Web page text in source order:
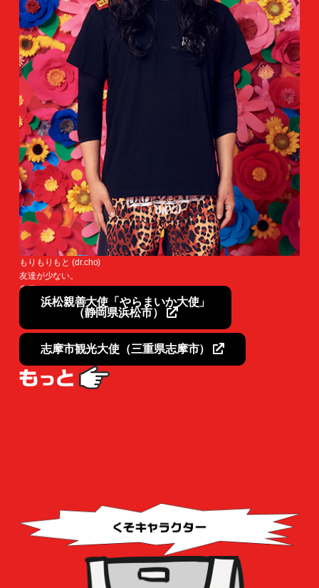
もりもりもと (dr.cho)
友達が少ない。
身長が700mある。
浜松親善大使「やらまいか大使」
（静岡県浜松市）
志摩市観光大使（三重県志摩市）